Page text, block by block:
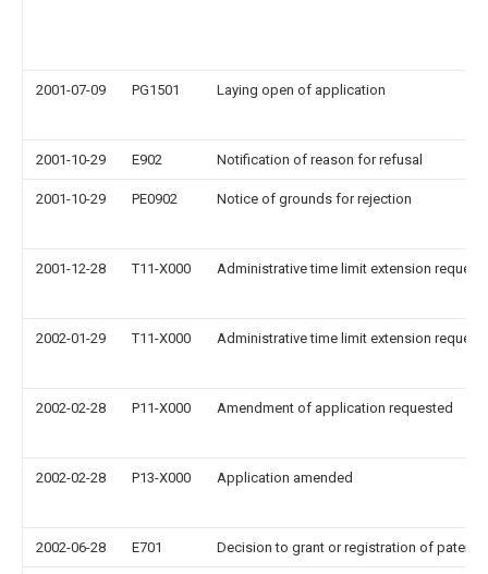
2001-07-09 PG1501 Laying open of application
2001-10-29 E902 Notification of reason for refusal
2001-10-29 PE0902 Notice of grounds for rejection
2001-12-28 T11-X000 Administrative time limit extension
2002-01-29 T11-X000 Administrative time limit extension
2002-02-28 P11-X000 Amendment of application requested
2002-02-28 P13-X000 Application amended
2002-06-28 E701 Decision to grant or registration of patent